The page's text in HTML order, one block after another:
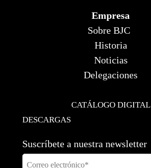
Empresa
Sobre BJC
Historia
Noticias
Delegaciones
CATÁLOGO DIGITAL
DESCARGAS
Suscríbete a nuestra newsletter